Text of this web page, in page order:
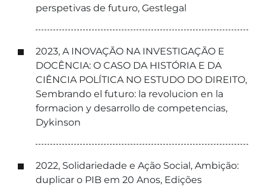
perspetivas de futuro, Gestlegal
2023, A INOVAÇÃO NA INVESTIGAÇÃO E
DOCÊNCIA: O CASO DA HISTÓRIA E DA
CIÊNCIA POLÍTICA NO ESTUDO DO DIREITO,
Sembrando el futuro: la revolucion en la
formacion y desarrollo de competencias,
Dykinson
2022, Solidariedade e Ação Social, Ambição:
duplicar o PIB em 20 Anos, Edições